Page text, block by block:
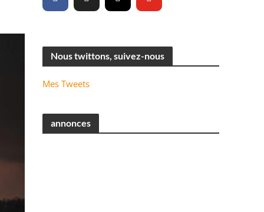
Nous twittons, suivez-nous
Mes Tweets
annonces